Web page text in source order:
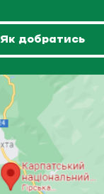
Як добратись